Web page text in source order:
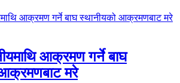
आक्रमण गर्ने बाघ
मरे